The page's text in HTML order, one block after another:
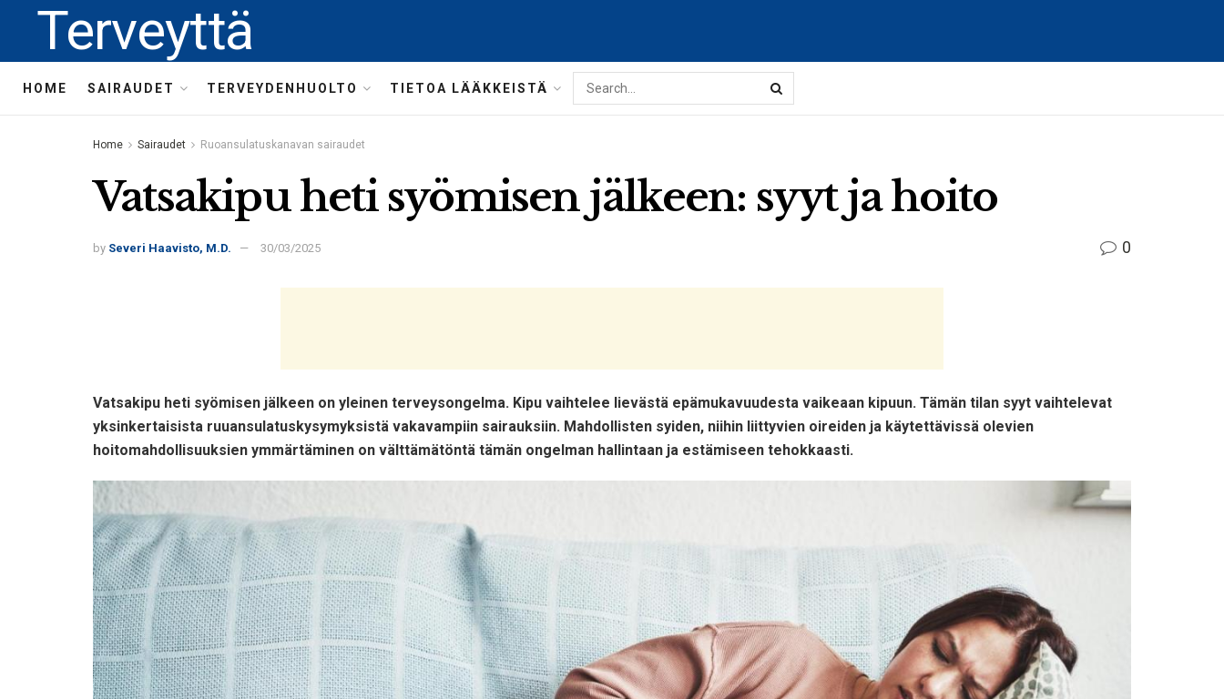
Terveyttä
HOME SAIRAUDET TERVEYDENHUOLTO TIETOA LÄÄKKEISTÄ
Home Sairaudet Ruoansulatuskanavan sairaudet
Vatsakipu heti syömisen jälkeen: syyt ja hoito
by Severi Haavisto, M.D. 30/03/2025 0
Vatsakipu heti syömisen jälkeen on yleinen terveysongelma. Kipu vaihtelee lievästä epämukavuudesta vaikeaan kipuun. Tämän tilan syyt vaihtelevat
yksinkertaisista ruuansulatuskysymyksistä vakavampiin sairauksiin. Mahdollisten syiden, niihin liittyvien oireiden ja käytettävissä olevien
hoitomahdollisuuksien ymmärtäminen on välttämätöntä tämän ongelman hallintaan ja estämiseen tehokkaasti.